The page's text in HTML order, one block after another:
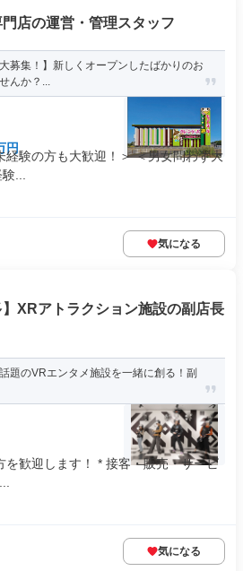
店の運営・管理スタッフ
募集！】新しくオープンしたばかりのお
んか？...
円
経験の方も大歓迎！＞ ＜男女問わず大
...
気になる
】XRアトラクション施設の副店長
題のVRエンタメ施設を一緒に創る！副
歓迎します！ * 接客・販売・サービ
気になる